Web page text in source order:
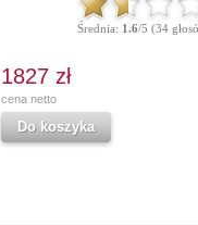
Średnia: 1.6/5 (34
1827 zł
cena netto
Do koszyka